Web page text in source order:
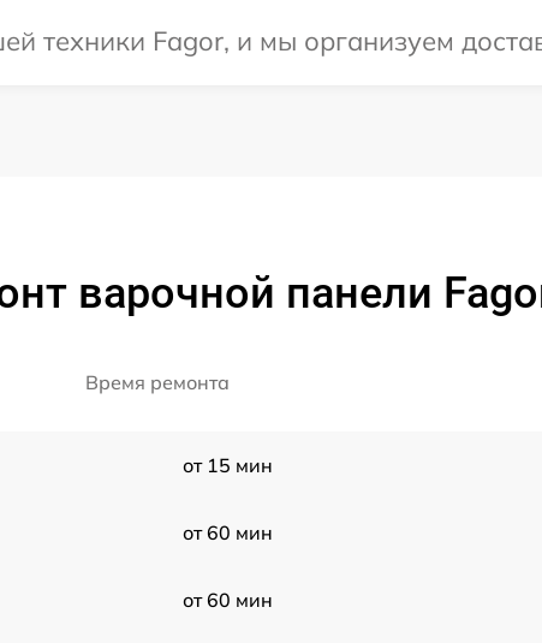
техники Fagor, и мы организуем
варочной панели
Время ремонта
от 15 мин
от 60 мин
от 60 мин